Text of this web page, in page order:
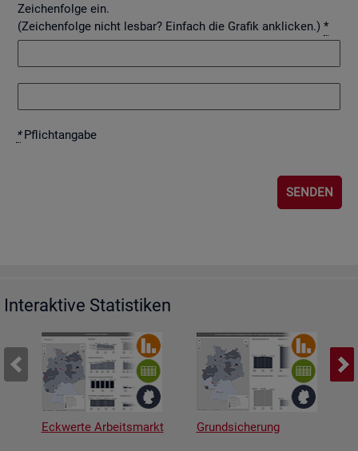
Zeichenfolge ein.
(Zeichenfolge nicht lesbar? Einfach die Grafik anklicken.) *
*Pflicht­an­ga­be
Interaktive Statistiken
Eckwerte Arbeitsmarkt Grundsicherung